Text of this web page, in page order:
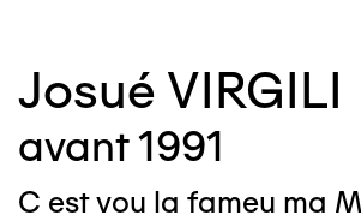
Josué VIRGILI
avant 1991
C est vou la fameu ma